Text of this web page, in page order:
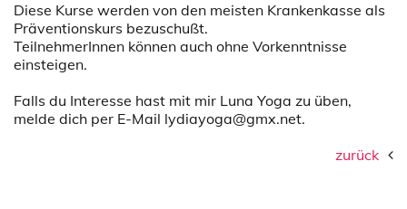
Diese Kurse werden von den meisten Krankenkasse als
Präventionskurs bezuschußt.
TeilnehmerInnen können auch ohne Vorkenntnisse
einsteigen.
Falls du Interesse hast mit mir Luna Yoga zu üben,
melde dich per E-Mail lydiayoga@gmx.net.
zurück